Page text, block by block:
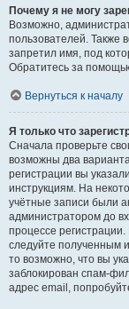
Почему я не могу
Возможно,
пользователей. Также
запретил имя, под
Обратитесь за
Вернуться к началу
Я только что
Сначала проверьте
возможны два
регистрации вы
инструкциям. На
учётные записи были
администратором до
процессе
следуйте полученным
то возможно, что вы
заблокирован спам-
адрес email,